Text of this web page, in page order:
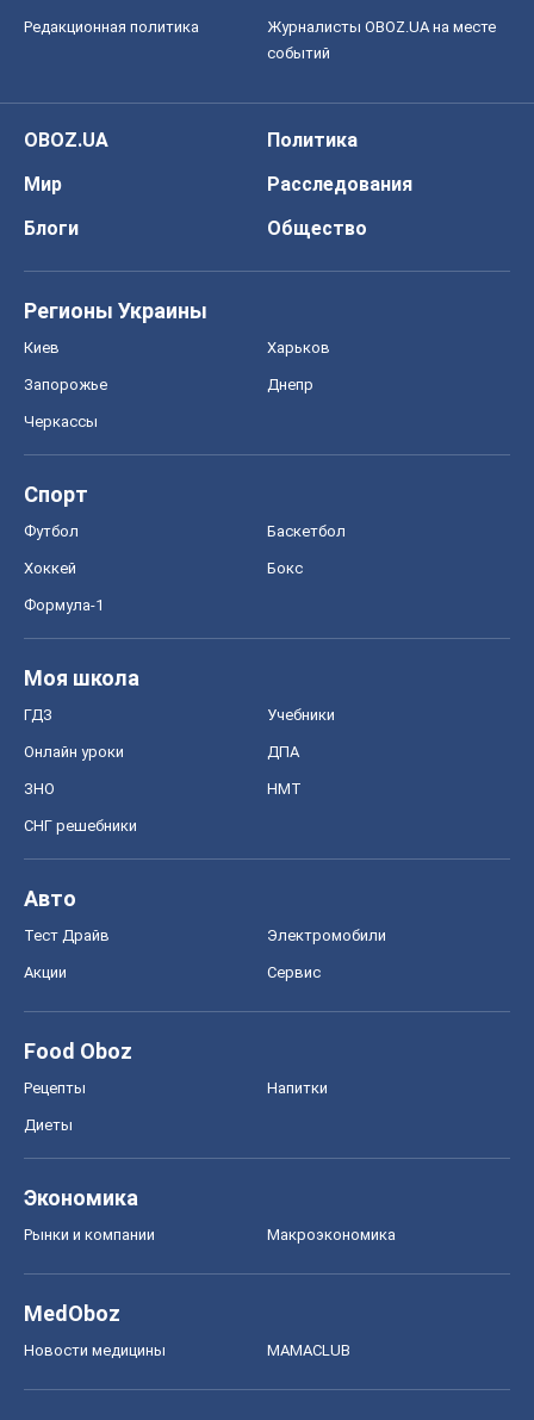
Редакционная политика
Журналисты OBOZ.UA на месте
событий
OBOZ.UA
Политика
Мир
Расследования
Блоги
Общество
Регионы Украины
Киев Харьков
Запорожье Днепр
Черкассы
Спорт
Футбол Баскетбол
Хоккей Бокс
Формула-1
Моя школа
ГДЗ Учебники
Онлайн уроки ДПА
ЗНО НМТ
СНГ решебники
Авто
Тест Драйв Электромобили
Акции Сервис
Food Oboz
Рецепты Напитки
Диеты
Экономика
Рынки и компании Mакроэкономика
MedOboz
Новости медицины MAMACLUB